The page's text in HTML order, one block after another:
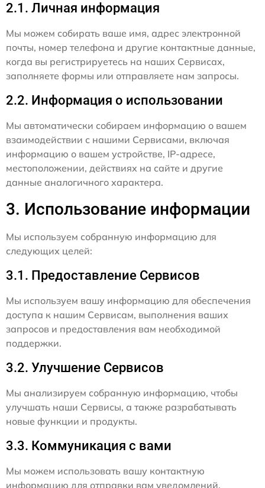
2.1. Личная информация
Мы можем собирать ваше имя, адрес электронной
почты, номер телефона и другие контактные данные,
когда вы регистрируетесь на наших Сервисах,
заполняете формы или отправляете нам запросы.
2.2. Информация о использовании
Мы автоматически собираем информацию о вашем
взаимодействии с нашими Сервисами, включая
информацию о вашем устройстве, IP-адресе,
местоположении, действиях на сайте и другие
данные аналогичного характера.
3. Использование информации
Мы используем собранную информацию для
следующих целей:
3.1. Предоставление Сервисов
Мы используем вашу информацию для обеспечения
доступа к нашим Сервисам, выполнения ваших
запросов и предоставления вам необходимой
поддержки.
3.2. Улучшение Сервисов
Мы анализируем собранную информацию, чтобы
улучшать наши Сервисы, а также разрабатывать
новые функции и продукты.
3.3. Коммуникация с вами
Мы можем использовать вашу контактную
информацию для отправки вам уведомлений,